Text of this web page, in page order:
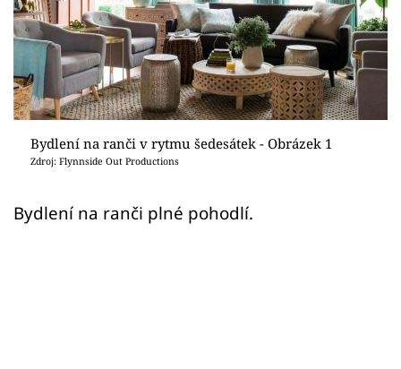
Sledujte prima+
Přihlášení
Sledujte nás
Bydlení na ranči v rytmu šedesátek - Obrázek 1
Zdroj: Flynnside Out Productions
Bydlení na ranči plné pohodlí.